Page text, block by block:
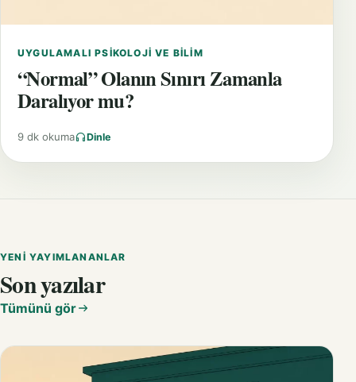
UYGULAMALI PSIKOLOJI VE BILIM
“Normal” Olanın Sınırı Zamanla
Daralıyor mu?
9 dk okuma Dinle
YENI YAYIMLANANLAR
Son yazılar
Tümünü gör